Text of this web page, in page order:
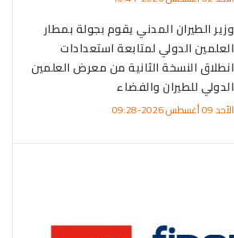
وزير الطيران المدني يقوم بجولة بمطار
العلمين الدولي لمتابعة استعدادات
انطلاق النسخة الثانية من معرض العلمين
الدولي للطيران والفضاء
الأحد 09 أغسطس 2026-09:28